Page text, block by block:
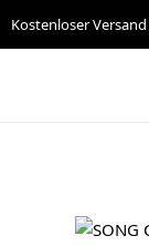
Kostenloser Versand